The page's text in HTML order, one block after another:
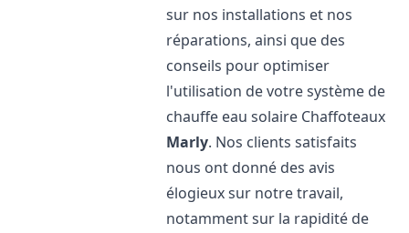
sur nos installations et nos
réparations, ainsi que des
conseils pour optimiser
l'utilisation de votre système de
chauffe eau solaire Chaffoteaux
Marly. Nos clients satisfaits
nous ont donné des avis
élogieux sur notre travail,
notamment sur la rapidité de